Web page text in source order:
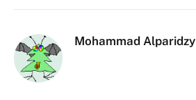
Mohammad Alparidzy